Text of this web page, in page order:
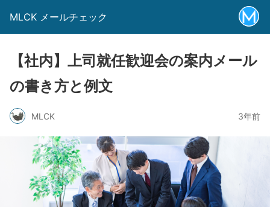
MLCK メールチェック
【社内】上司就任歓迎会の案内メール
の書き方と例文
MLCK 3年前